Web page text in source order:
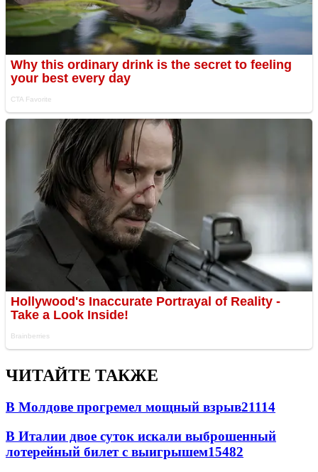
ЧИТАЙТЕ ТАКЖЕ
В Молдове прогремел мощный взрыв21114
В Италии двое суток искали выброшенный
лотерейный билет с выигрышем15482